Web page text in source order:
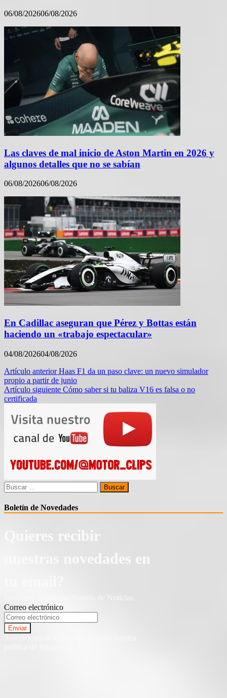
06/08/202606/08/2026
Las claves de mal inicio de Aston Martin en 2026 y
algunos detalles que no se sabían
06/08/202606/08/2026
En Cadillac aseguran que Pérez y Bottas están
haciendo un «trabajo espectacular»
04/08/202604/08/2026
Navegación
de
entradas
Artículo anterior Haas F1 da un paso clave: un nuevo simulador
propio a partir de junio
Artículo siguiente Cómo saber si tu baliza V16 es falsa o no
certificada
Buscar:
Boletín de Novedades
nuestras novedades en
Inscríbete en nuestro Boletín de Noticias.
Correo electrónico